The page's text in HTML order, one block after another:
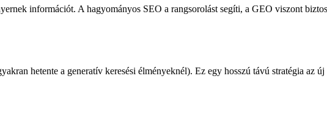
információt. A hagyományos SEO a rangsorolást segíti, a GEO viszont
hetente a generatív keresési élményeknél). Ez egy hosszú távú stratégia az új